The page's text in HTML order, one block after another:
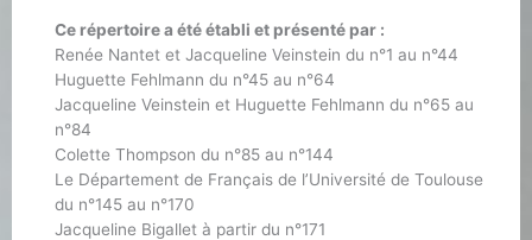
Ce répertoire a été établi et présenté par :
Renée Nantet et Jacqueline Veinstein du n°1 au n°44
Huguette Fehlmann du n°45 au n°64
Jacqueline Veinstein et Huguette Fehlmann du n°65 au
n°84
Colette Thompson du n°85 au n°144
Le Département de Français de l’Université de Toulouse
du n°145 au n°170
Jacqueline Bigallet à partir du n°171